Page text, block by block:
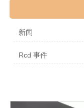
新闻
Rcd 事件